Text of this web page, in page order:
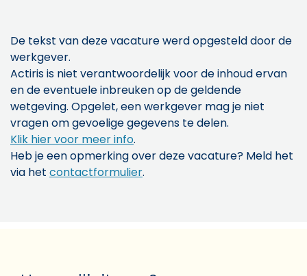
De tekst van deze vacature werd opgesteld door de
werkgever.
Actiris is niet verantwoordelijk voor de inhoud ervan
en de eventuele inbreuken op de geldende
wetgeving. Opgelet, een werkgever mag je niet
vragen om gevoelige gegevens te delen.
Klik hier voor meer info.
Heb je een opmerking over deze vacature? Meld het
via het contactformulier.